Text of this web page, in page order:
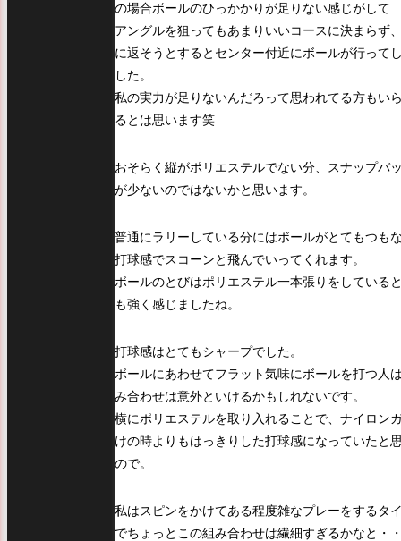
の場合ボールのひっかかりが足りない感じがして
アングルを狙ってもあまりいいコースに決まらず
に返そうとするとセンター付近にボールが行って
した。
私の実力が足りないんだろって思われてる方もい
るとは思います笑
おそらく縦がポリエステルでない分、スナップバ
が少ないのではないかと思います。
普通にラリーしている分にはボールがとてもつも
打球感でスコーンと飛んでいってくれます。
ボールのとびはポリエステル一本張りをしている
も強く感じましたね。
打球感はとてもシャープでした。
ボールにあわせてフラット気味にボールを打つ人
み合わせは意外といけるかもしれないです。
横にポリエステルを取り入れることで、ナイロン
けの時よりもはっきりした打球感になっていたと
ので。
私はスピンをかけてある程度雑なプレーをするタ
でちょっとこの組み合わせは繊細すぎるかなと・